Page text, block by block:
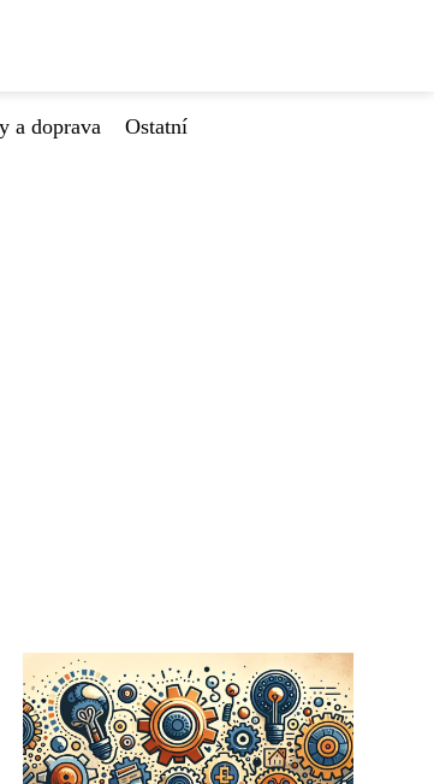
a doprava
Ostatní